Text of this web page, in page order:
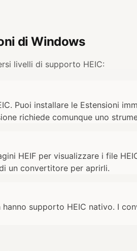
di Windows
livelli di supporto HEIC:
Puoi installare le Estensioni
richiede comunque uno
HEIF per visualizzare i file
un convertitore per aprirli.
supporto HEIC nativo. I